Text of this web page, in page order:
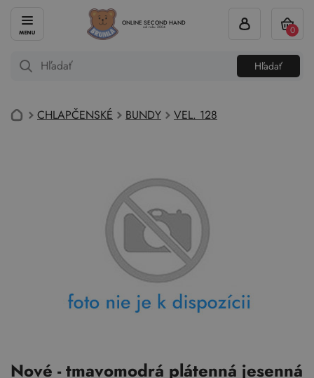
ONLINE SECOND HAND
od roku 2004
Hľadať
0
CHLAPČENSKÉ BUNDY VEL. 128
Nové - tmavomodrá plátenná jesenná